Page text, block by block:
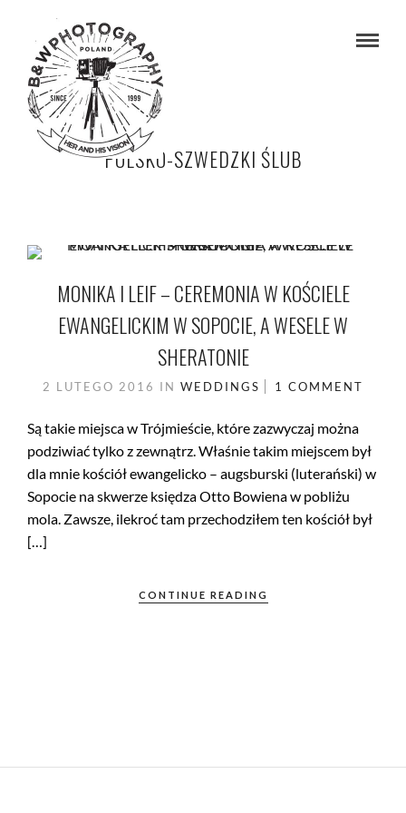
POLSKO-SZWEDZKI ŚLUB
MONIKA I LEIF – CEREMONIA W KOŚCIELE
EWANGELICKIM W SOPOCIE, A WESELE W
SHERATONIE
2 LUTEGO 2016 IN WEDDINGS 1 COMMENT
Są takie miejsca w Trójmieście, które zazwyczaj można
podziwiać tylko z zewnątrz. Właśnie takim miejscem był
dla mnie kościół ewangelicko – augsburski (luterański) w
Sopocie na skwerze księdza Otto Bowiena w pobliżu
mola. Zawsze, ilekroć tam przechodziłem ten kościół był
[…]
CONTINUE READING